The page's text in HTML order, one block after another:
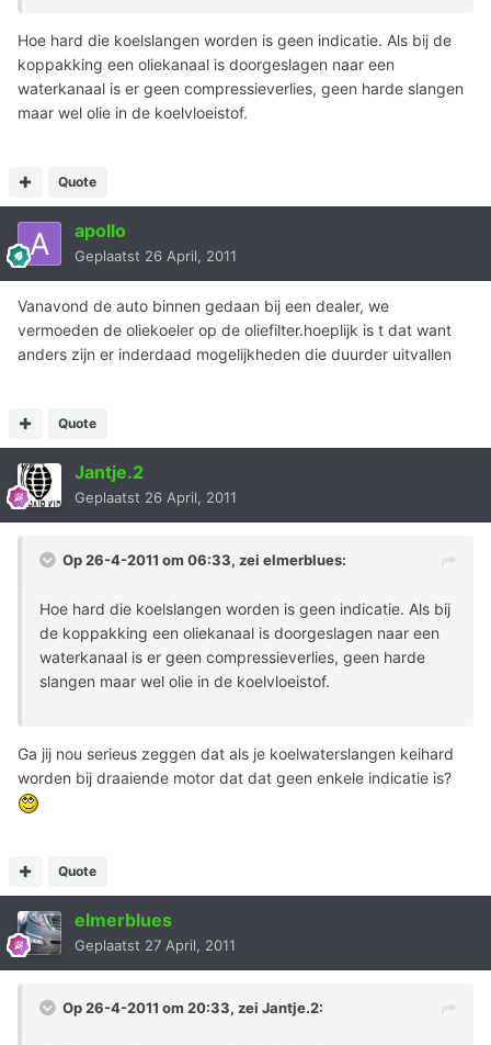
Hoe hard die koelslangen worden is geen indicatie. Als bij de
koppakking een oliekanaal is doorgeslagen naar een
waterkanaal is er geen compressieverlies, geen harde slangen
maar wel olie in de koelvloeistof.
Quote
apollo
Geplaatst 26 April, 2011
Vanavond de auto binnen gedaan bij een dealer, we
vermoeden de oliekoeler op de oliefilter.hoeplijk is t dat want
anders zijn er inderdaad mogelijkheden die duurder uitvallen
Quote
Jantje.2
Geplaatst 26 April, 2011
Op 26-4-2011 om 06:33, zei elmerblues:
Hoe hard die koelslangen worden is geen indicatie. Als bij
de koppakking een oliekanaal is doorgeslagen naar een
waterkanaal is er geen compressieverlies, geen harde
slangen maar wel olie in de koelvloeistof.
Ga jij nou serieus zeggen dat als je koelwaterslangen keihard
worden bij draaiende motor dat dat geen enkele indicatie is?
Quote
elmerblues
Geplaatst 27 April, 2011
Op 26-4-2011 om 20:33, zei Jantje.2: